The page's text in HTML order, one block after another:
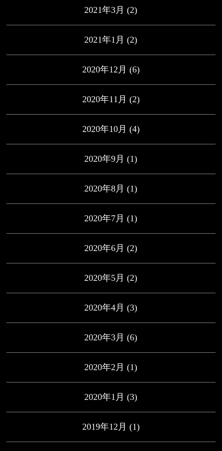
2021年3月 (2)
2021年1月 (2)
2020年12月 (6)
2020年11月 (2)
2020年10月 (4)
2020年9月 (1)
2020年8月 (1)
2020年7月 (1)
2020年6月 (2)
2020年5月 (2)
2020年4月 (3)
2020年3月 (6)
2020年2月 (1)
2020年1月 (3)
2019年12月 (1)